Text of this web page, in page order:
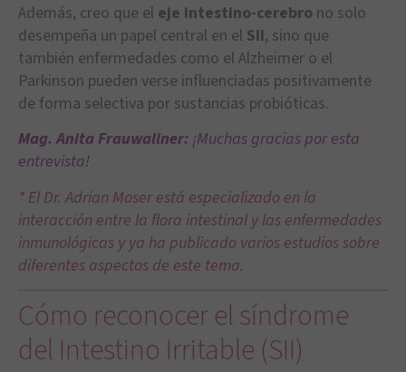
Además, creo que el eje intestino-cerebro no solo
desempeña un papel central en el SII, sino que
también enfermedades como el Alzheimer o el
Parkinson pueden verse influenciadas positivamente
de forma selectiva por sustancias probióticas.
Mag. Anita Frauwallner: ¡Muchas gracias por esta
entrevista!
* El Dr. Adrian Moser está especializado en la
interacción entre la flora intestinal y las enfermedades
inmunológicas y ya ha publicado varios estudios sobre
diferentes aspectos de este tema.
Cómo reconocer el síndrome
del Intestino Irritable (SII)